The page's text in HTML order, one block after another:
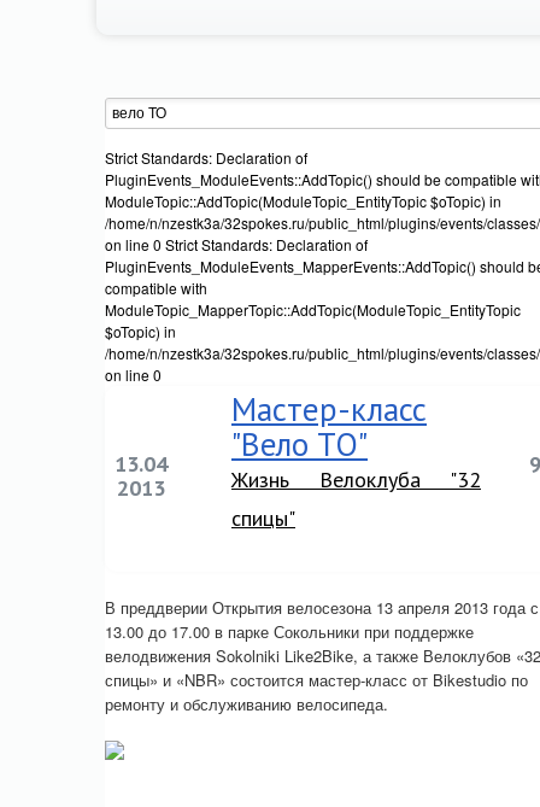
Strict Standards: Declaration of
PluginEvents_ModuleEvents::AddTopic() should be compatible
ModuleTopic::AddTopic(ModuleTopic_EntityTopic $oTopic) in
/home/n/nzestk3a/32spokes.ru/public_html/plugins/events/
on line 0 Strict Standards: Declaration of
PluginEvents_ModuleEvents_MapperEvents::AddTopic() should
compatible with
ModuleTopic_MapperTopic::AddTopic(ModuleTopic_EntityTopic
$oTopic) in
/home/n/nzestk3a/32spokes.ru/public_html/plugins/events/
on line 0
13.04
2013
Мастер-класс
"Вело ТО"
Жизнь Велоклуба "32
спицы"
9
В преддверии Открытия велосезона 13 апреля 2013 года с
13.00 до 17.00 в парке Сокольники при поддержке
велодвижения Sokolniki Like2Bike, а также Велоклубов «32
спицы» и «NBR» состоится мастер-класс от Bikestudio по
ремонту и обслуживанию велосипеда.